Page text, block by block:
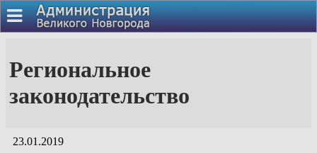
Региональное
законодательство
23.01.2019